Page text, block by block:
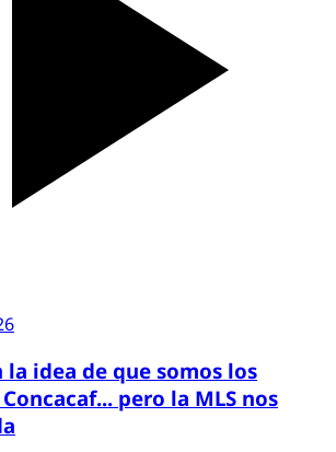
idea de que somos los
pero la MLS nos